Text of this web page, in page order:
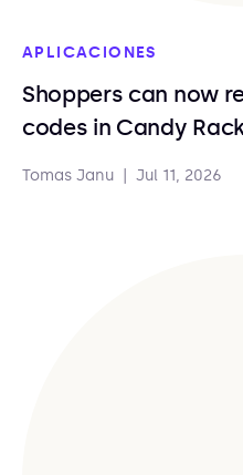
APLICACIONES
Shoppers can now
codes in Candy
Tomas Janu Jul 11, 2026